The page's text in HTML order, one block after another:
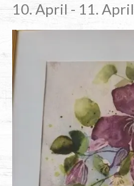
10. April - 11. April